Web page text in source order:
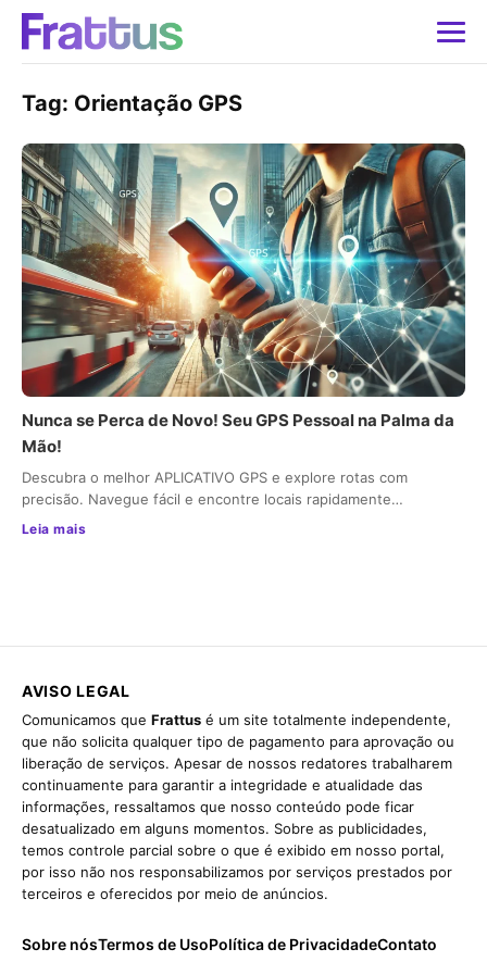
Tag: Orientação GPS
Nunca se Perca de Novo! Seu GPS Pessoal na Palma da
Mão!
Descubra o melhor APLICATIVO GPS e explore rotas com
precisão. Navegue fácil e encontre locais rapidamente…
Leia mais
AVISO LEGAL
Comunicamos que Frattus é um site totalmente independente,
que não solicita qualquer tipo de pagamento para aprovação ou
liberação de serviços. Apesar de nossos redatores trabalharem
continuamente para garantir a integridade e atualidade das
informações, ressaltamos que nosso conteúdo pode ficar
desatualizado em alguns momentos. Sobre as publicidades,
temos controle parcial sobre o que é exibido em nosso portal,
por isso não nos responsabilizamos por serviços prestados por
terceiros e oferecidos por meio de anúncios.
Sobre nósTermos de UsoPolítica de PrivacidadeContato